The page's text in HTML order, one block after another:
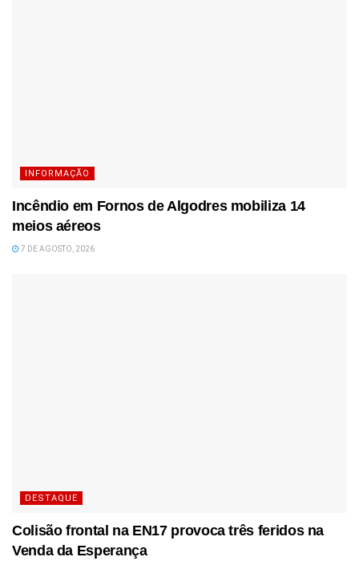
INFORMAÇÃO
Incêndio em Fornos de Algodres mobiliza 14
meios aéreos
7 DE AGOSTO, 2026
DESTAQUE
Colisão frontal na EN17 provoca três feridos na
Venda da Esperança